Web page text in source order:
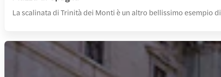
La scalinata di Trinità dei Monti è un altro bellissimo esempio